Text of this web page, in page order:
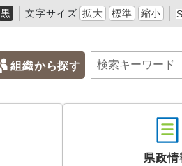
黒 文字サイズ 拡大 標準 縮小
組織から探す
県政情